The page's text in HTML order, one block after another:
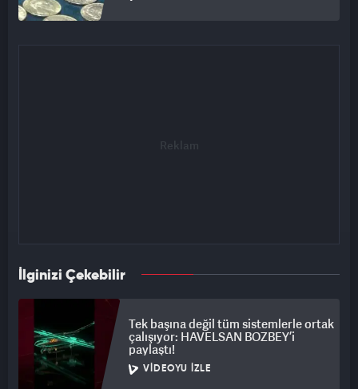
İlginizi Çekebilir
Tek başına değil tüm sistemlerle ortak
çalışıyor: HAVELSAN BOZBEY’i
paylaştı!
VIDEOYU İZLE